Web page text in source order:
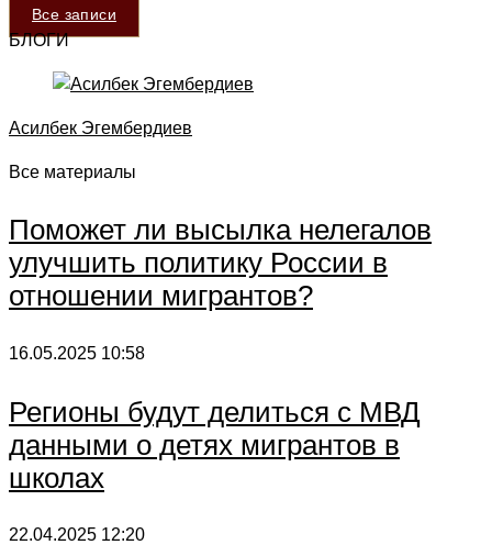
Все записи
БЛОГИ
Асилбек Эгембердиев
Все материалы
Поможет ли высылка нелегалов
улучшить политику России в
отношении мигрантов?
16.05.2025 10:58
Регионы будут делиться с МВД
данными о детях мигрантов в
школах
22.04.2025 12:20